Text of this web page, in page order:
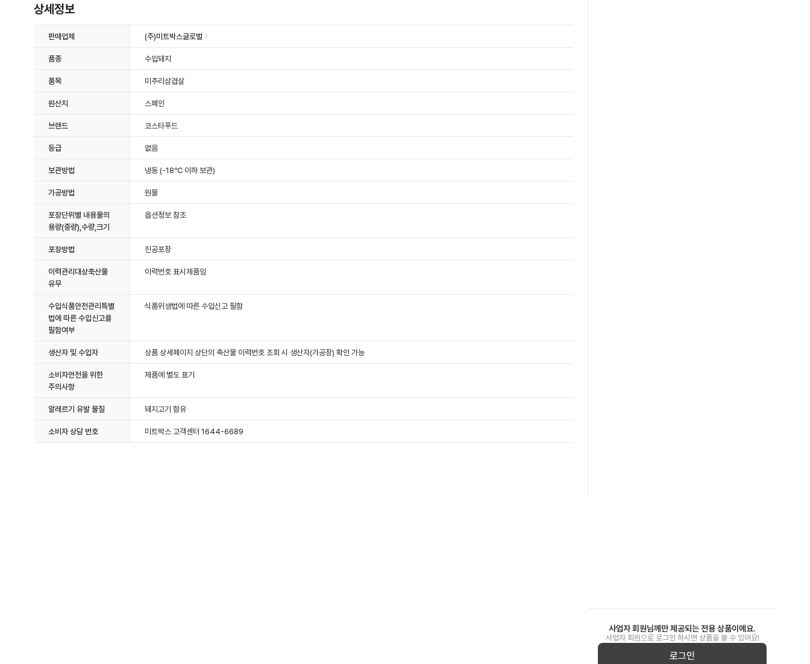
상세정보
판매업체 (주)미트박스글로벌
품종 수입돼지
품목 미추리삼겹살
원산지 스페인
브랜드 코스타푸드
등급 없음
보관방법 냉동 (-18℃ 이하 보관)
가공방법 원물
포장단위별 내용물의
용량(중량),수량,크기
옵션정보 참조
포장방법 진공포장
이력관리대상축산물
유무
이력번호 표시제품임
수입식품안전관리특별
법에 따른 수입신고를
필함여부
식품위생법에 따른 수입신고 필함
생산자 및 수입자 상품 상세페이지 상단의 축산물 이력번호 조회 시 생산자(가공장) 확인 가능
소비자안전을 위한
주의사항
제품에 별도 표기
알레르기 유발 물질 돼지고기 함유
소비자 상담 번호 미트박스 고객센터 1644-6689
사업자 회원님께만 제공되는 전용 상품이에요.
사업자 회원으로 로그인 하시면 상품을 볼 수 있어요!
로그인